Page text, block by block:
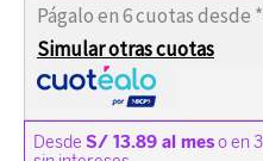
Págalo en 6 cuotas desde *
Simular otras cuotas